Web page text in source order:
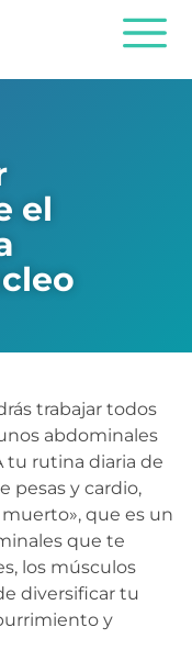
el
trabajar todos
abdominales
tu rutina diaria de
pesas y cardio,
que es un
que te
los músculos
diversificar tu
y